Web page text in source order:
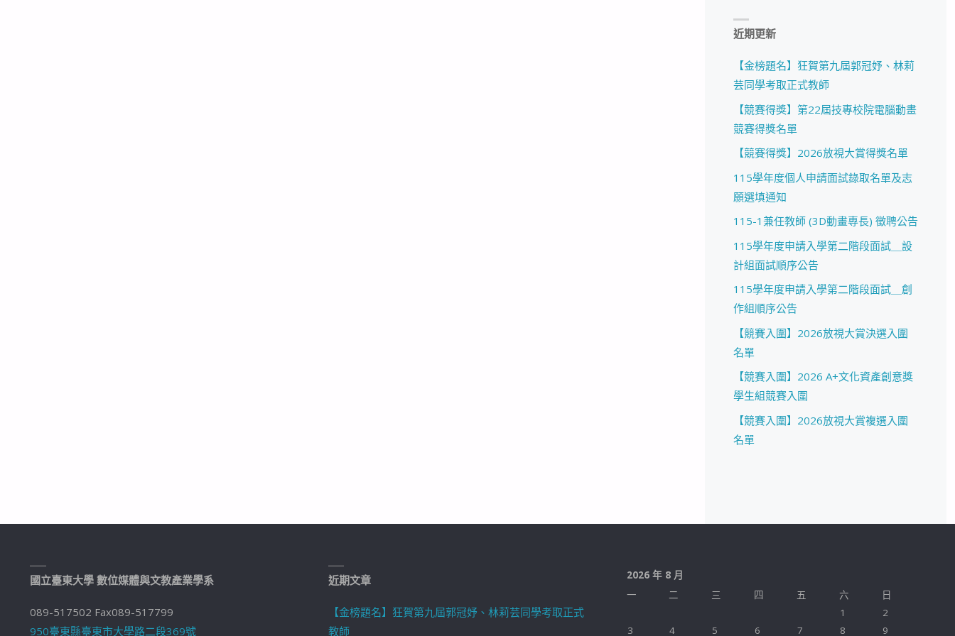
近期更新
【金榜題名】狂賀第九屆郭冠妤、林莉
芸同學考取正式教師
【競賽得獎】第22屆技專校院電腦動畫
競賽得獎名單
【競賽得獎】2026放視大賞得獎名單
115學年度個人申請面試錄取名單及志
願選填通知
115-1兼任教師 (3D動畫專長) 徵聘公告
115學年度申請入學第二階段面試＿設
計組面試順序公告
115學年度申請入學第二階段面試＿創
作組順序公告
【競賽入圍】2026放視大賞決選入圍
名單
【競賽入圍】2026 A+文化資產創意獎
學生組競賽入圍
【競賽入圍】2026放視大賞複選入圍
名單
國立臺東大學 數位媒體與文教產業學系
089-517502 Fax089-517799
950臺東縣臺東市大學路二段369號
近期文章
【金榜題名】狂賀第九屆郭冠妤、林莉芸同學考取正式
教師
2026 年 8 月
一
二 三 四 五 六
日
1
2
3
4 5 6 7 8 9